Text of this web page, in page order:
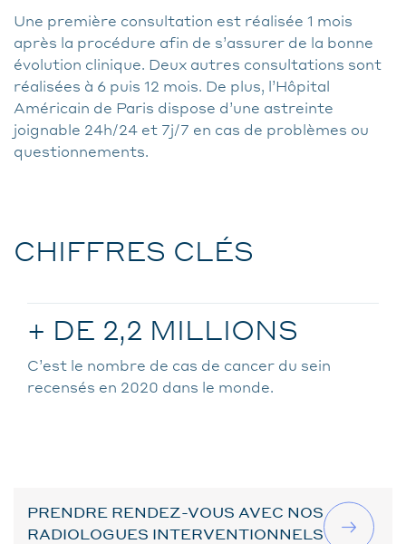
Une première consultation est réalisée 1 mois
après la procédure afin de s’assurer de la bonne
évolution clinique. Deux autres consultations sont
réalisées à 6 puis 12 mois. De plus, l’Hôpital
Américain de Paris dispose d’une astreinte
joignable 24h/24 et 7j/7 en cas de problèmes ou
questionnements.
CHIFFRES CLÉS
+ DE 2,2 MILLIONS
C’est le nombre de cas de cancer du sein
recensés en 2020 dans le monde.
PRENDRE RENDEZ-VOUS AVEC NOS
RADIOLOGUES INTERVENTIONNELS